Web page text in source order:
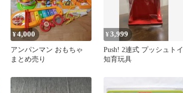
¥4,000
アンパンマン おもちゃ
まとめ売り
¥3,999
Push! 2連式 プッシュトイ
知育玩具